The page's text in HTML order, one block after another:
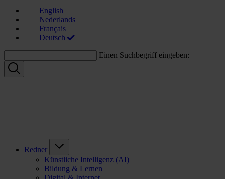
English
Nederlands
Français
Deutsch
Einen Suchbegriff eingeben:
Redner
Künstliche Intelligenz (AI)
Bildung & Lernen